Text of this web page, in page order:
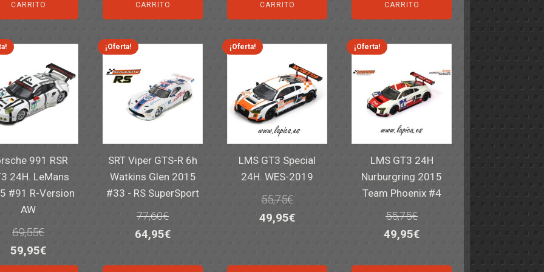
era:
14,30€.11,25€.
CARRITO
era:
6,00€.
es:
4,50€.
CARRITO
era:
82,40€.
es:
CARRITO
era:
82,40€.
es:
CARRITO
991 RSR
24H. LeMans
#91 R-Version
AW
69,55€
El
precio
59,95€El
precio
¡Oferta!
SRT Viper GTS-R 6h
Watkins Glen 2015
#33 - RS SuperSport
77,60€
El
64,95€El
¡Oferta!
LMS GT3 Special
24H. WES-2019
55,75€
El
49,95€El
¡Oferta!
LMS GT3 24H
Nurburgring 2015
Team Phoenix #4
55,75€
El
49,95€El